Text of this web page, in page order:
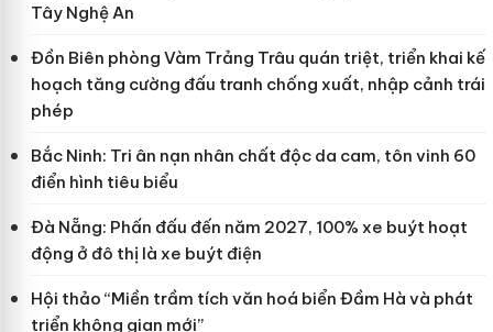
Tây Nghệ An
Đồn Biên phòng Vàm Trảng Trâu quán triệt, triển khai kế
hoạch tăng cường đấu tranh chống xuất, nhập cảnh trái
phép
Bắc Ninh: Tri ân nạn nhân chất độc da cam, tôn vinh 60
điển hình tiêu biểu
Đà Nẵng: Phấn đấu đến năm 2027, 100% xe buýt hoạt
động ở đô thị là xe buýt điện
Hội thảo “Miền trầm tích văn hoá biển Đầm Hà và phát
triển không gian mới”